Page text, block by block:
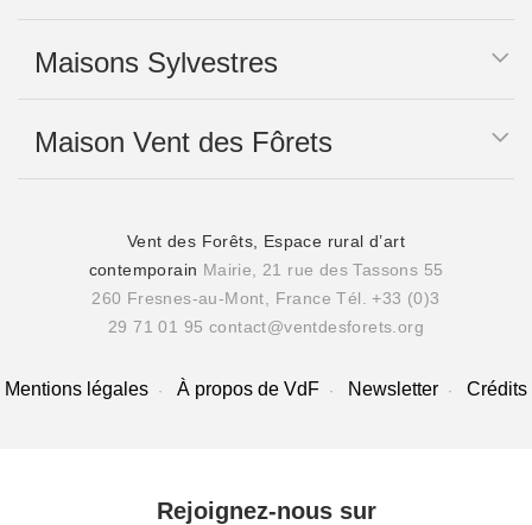
Maisons Sylvestres
Maison Vent des Fôrets
Vent des Forêts, Espace rural d’art
contemporain Mairie, 21 rue des Tassons 55
260 Fresnes-au-Mont, France Tél. +33 (0)3
29 71 01 95 contact@ventdesforets.org
Mentions légales À propos de VdF Newsletter Crédits
Rejoignez-nous sur